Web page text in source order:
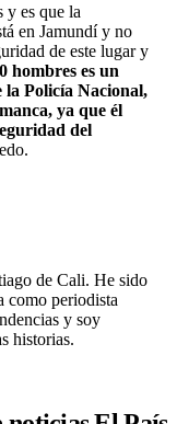
y es que la
en Jamundí y no
de este lugar y
hombres es un
la Policía Nacional,
ya que él
del
de Cali. He sido
como periodista
y soy
historias.